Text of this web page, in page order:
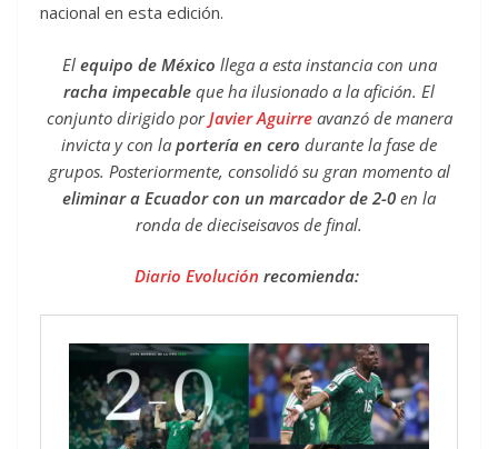
nacional en esta edición.
El equipo de México llega a esta instancia con una
racha impecable que ha ilusionado a la afición. El
conjunto dirigido por Javier Aguirreavanzó de manera
invicta y con la portería en cero durante la fase de
grupos. Posteriormente, consolidó su gran momento al
eliminar a Ecuador con un marcador de 2-0 en la
ronda de dieciseisavos de final.
Diario Evolución recomienda: